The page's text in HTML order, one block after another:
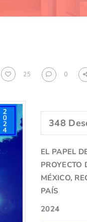
25 0
348
EL PAPEL
PROYECTO
MÉXICO,
PAÍS
2024